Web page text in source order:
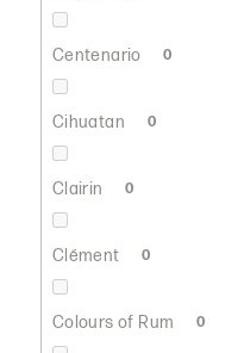
Centenario 0
Cihuatan 0
Clairin 0
Clément 0
Colours of Rum 0